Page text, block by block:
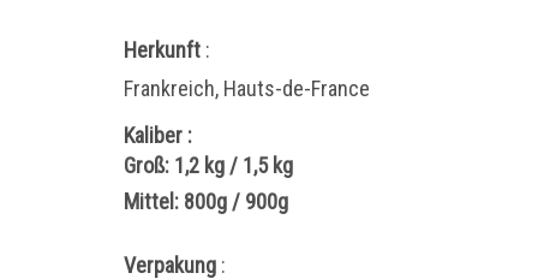
Herkunft :
Frankreich, Hauts-de-France
Kaliber :
Groß: 1,2 kg / 1,5 kg
Mittel: 800g / 900g
Verpakung :